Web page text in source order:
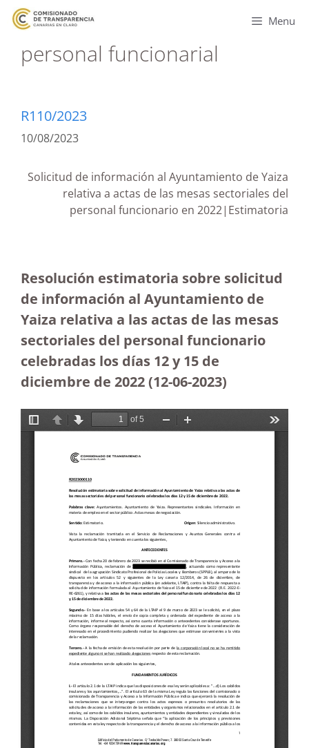
Menu
personal funcionarial
R110/2023
10/08/2023
Solicitud de información al Ayuntamiento de Yaiza
relativa a actas de las mesas sectoriales del
personal funcionario en 2022|Estimatoria
Resolución estimatoria sobre solicitud
de información al Ayuntamiento de
Yaiza relativa a las actas de las mesas
sectoriales del personal funcionario
celebradas los días 12 y 15 de
diciembre de 2022 (12-06-2023)